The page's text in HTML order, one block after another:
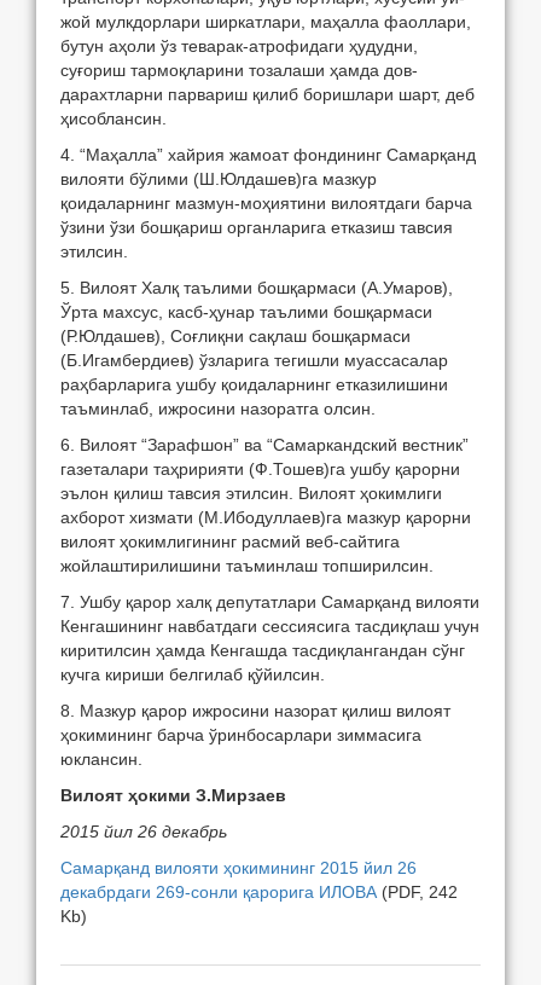
жой мулкдорлари ширкатлари, маҳалла фаоллари,
бутун аҳоли ўз теварак-атрофидаги ҳудудни,
суғориш тармоқларини тозалаши ҳамда дов-
дарахтларни парвариш қилиб боришлари шарт, деб
ҳисоблансин.
4. “Маҳалла” хайрия жамоат фондининг Самарқанд
вилояти бўлими (Ш.Юлдашев)га мазкур
қоидаларнинг мазмун-моҳиятини вилоятдаги барча
ўзини ўзи бошқариш органларига етказиш тавсия
этилсин.
5. Вилоят Халқ таълими бошқармаси (А.Умаров),
Ўрта махсус, касб-ҳунар таълими бошқармаси
(Р.Юлдашев), Соғлиқни сақлаш бошқармаси
(Б.Игамбердиев) ўзларига тегишли муассасалар
раҳбарларига ушбу қоидаларнинг етказилишини
таъминлаб, ижросини назоратга олсин.
6. Вилоят “Зарафшон” ва “Самаркандский вестник”
газеталари таҳририяти (Ф.Тошев)га ушбу қарорни
эълон қилиш тавсия этилсин. Вилоят ҳокимлиги
ахборот хизмати (М.Ибодуллаев)га мазкур қарорни
вилоят ҳокимлигининг расмий веб-сайтига
жойлаштирилишини таъминлаш топширилсин.
7. Ушбу қарор халқ депутатлари Самарқанд вилояти
Кенгашининг навбатдаги сессиясига тасдиқлаш учун
киритилсин ҳамда Кенгашда тасдиқлангандан сўнг
кучга кириши белгилаб қўйилсин.
8. Мазкур қарор ижросини назорат қилиш вилоят
ҳокимининг барча ўринбосарлари зиммасига
юклансин.
Вилоят ҳокими З.Мирзаев
2015 йил 26 декабрь
Самарқанд вилояти ҳокимининг 2015 йил 26
декабрдаги 269-сонли қарорига ИЛОВА (PDF, 242
Kb)